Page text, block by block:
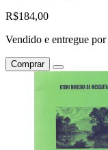
R$184,00
Vendido e entregue por
Comprar